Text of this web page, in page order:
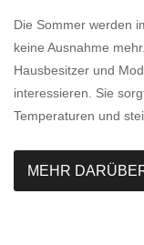
Die Sommer werden
keine Ausnahme
Hausbesitzer und
interessieren. Sie
Temperaturen und
MEHR